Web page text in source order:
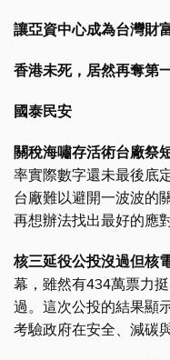
讓亞資中心成為台灣財
香港未死，居然再奪第
國泰民安
關稅海嘯存活術台廠祭
率實際數字還未最後底
台廠難以避開一波波的
再想辦法找出最好的應
核三延役公投沒過但核
幕，雖然有434萬票力
過。這次公投的結果顯
考驗政府在安全、減碳